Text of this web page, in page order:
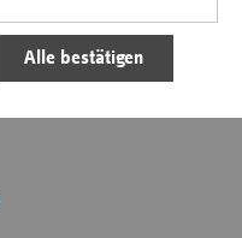
Alle bestätigen